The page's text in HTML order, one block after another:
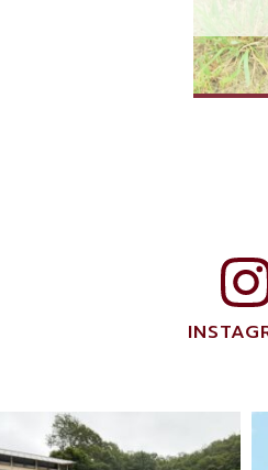
というこ
一方、人生の早い時期
白梅幼稚園では、適時適
を用意して、「どの子も
言葉に将来の自立を目指
り越えた達成感やでき
いていき